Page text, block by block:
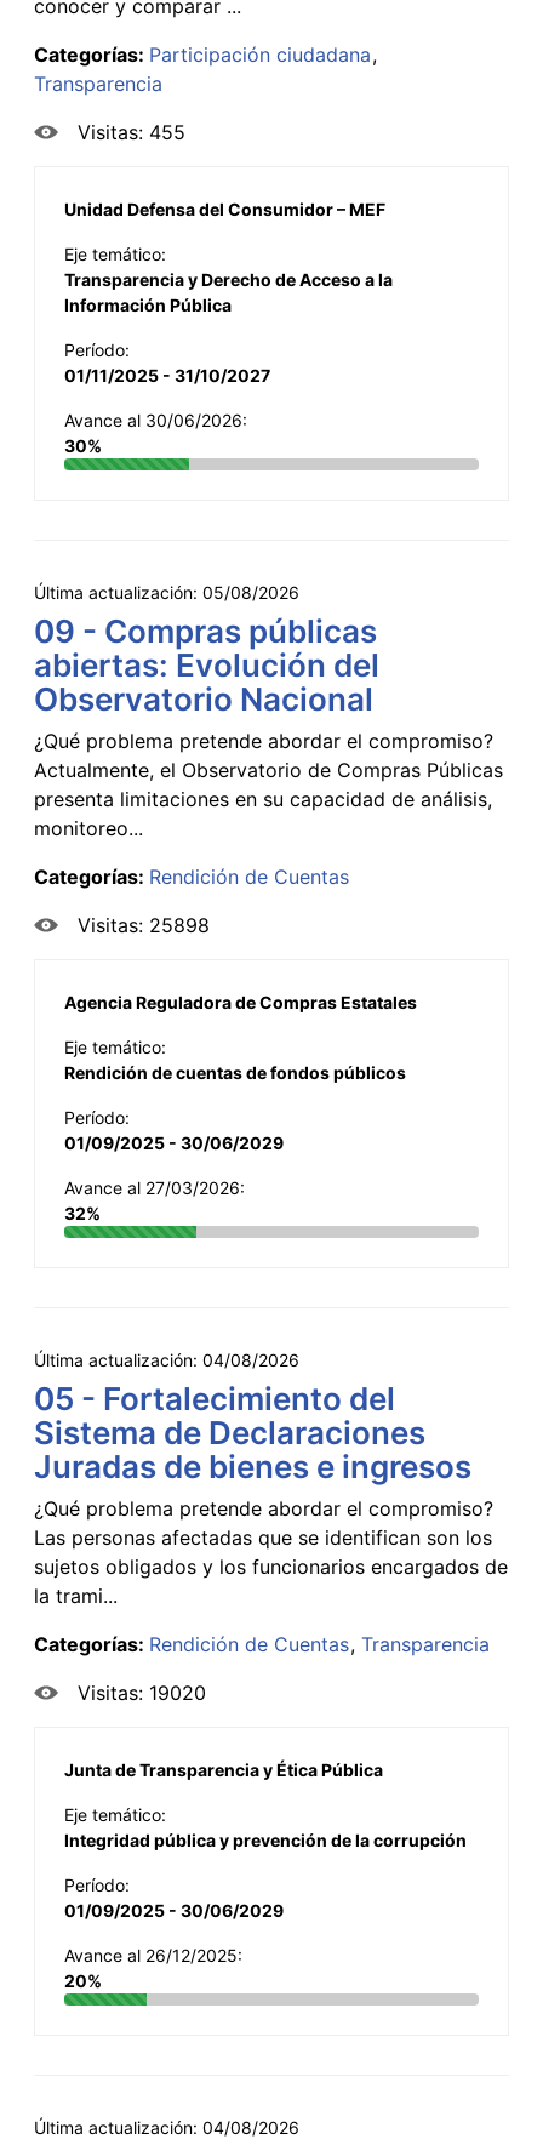
conocer y comparar ...
Categorías: Participación ciudadana
Transparencia
Visitas: 455
Unidad Defensa del Consumidor – MEF
Eje temático:
Transparencia y Derecho de Acceso a la
Información Pública
Período:
01/11/2025 - 31/10/2027
Avance al 30/06/2026:
30%
Última actualización: 05/08/2026
09 - Compras públicas
abiertas: Evolución del
Observatorio Nacional
¿Qué problema pretende abordar el compromiso?
Actualmente, el Observatorio de Compras Públicas
presenta limitaciones en su capacidad de análisis,
monitoreo...
Categorías: Rendición de Cuentas
Visitas: 25898
Agencia Reguladora de Compras Estatales
Eje temático:
Rendición de cuentas de fondos públicos
Período:
01/09/2025 - 30/06/2029
Avance al 27/03/2026:
32%
Última actualización: 04/08/2026
05 - Fortalecimiento del
Sistema de Declaraciones
Juradas de bienes e ingresos
¿Qué problema pretende abordar el compromiso?
Las personas afectadas que se identifican son los
sujetos obligados y los funcionarios encargados de
la trami...
Categorías: Rendición de Cuentas Transparencia
Visitas: 19020
Junta de Transparencia y Ética Pública
Eje temático:
Integridad pública y prevención de la corrupción
Período:
01/09/2025 - 30/06/2029
Avance al 26/12/2025:
20%
Última actualización: 04/08/2026